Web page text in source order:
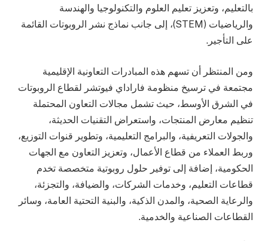
بالتعليم، وتعزيز تعليم العلوم والتكنولوجيا والهندسة
والرياضيات (STEM)، إلى جانب نماذج نشر الروبوتات القائمة
على التأجير.
ومن المنتظر أن تسهم هذه المبادرات التعاونية الإقليمية
مجتمعة في ترسيخ منظومة فاراداي فيوتشر لقطاع الروبوتات
في الشرق الأوسط، حيث تشمل مجالات التعاون المحتملة
تنظيم معارض المنتجات، واستعراض التقنيات الحديثة،
والجولات التعريفية، والبرامج التعليمية، وتطوير قنوات التوزيع،
وربط العملاء من قطاع الأعمال، وتعزيز التعاون مع الجهات
الحكومية، إضافة إلى توفير حلول روبوتية متخصصة تخدم
قطاعات التعليم، وخدمات الشركات، والضيافة، والتجزئة،
والرعاية الصحية، والمدن الذكية، والبنية التحتية العامة، وسائر
القطاعات الصناعية والخدمية.